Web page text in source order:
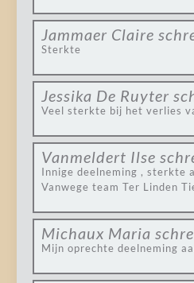
Jammaer Claire
Sterkte
Jessika De Ruyter
Veel sterkte bij het verlies
Vanmeldert Ilse
Innige deelneming , sterkte
Vanwege team Ter Linden
Michaux Maria
Mijn oprechte deelneming